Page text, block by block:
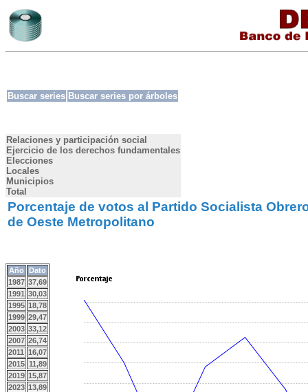
Buscar series Buscar series por árboles
Relaciones y participación social
Ejercicio de los derechos fundamentales
Elecciones
Locales
Municipios
Total
Porcentaje de votos al Partido Socialista
de Oeste Metropolitano
Año
Dato
1987 37,69
1991 30,03
1995 18,78
1999 29,47
2003 33,12
2007 26,74
2011 16,07
2015 11,89
2019 15,87
2023 13,89